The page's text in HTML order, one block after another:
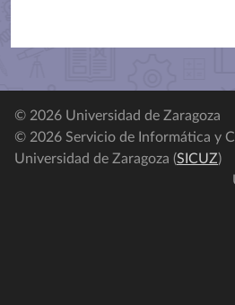
© 2026 Universidad de Zaragoza
© 2026 Servicio de Informática y
Universidad de Zaragoza (SICUZ)